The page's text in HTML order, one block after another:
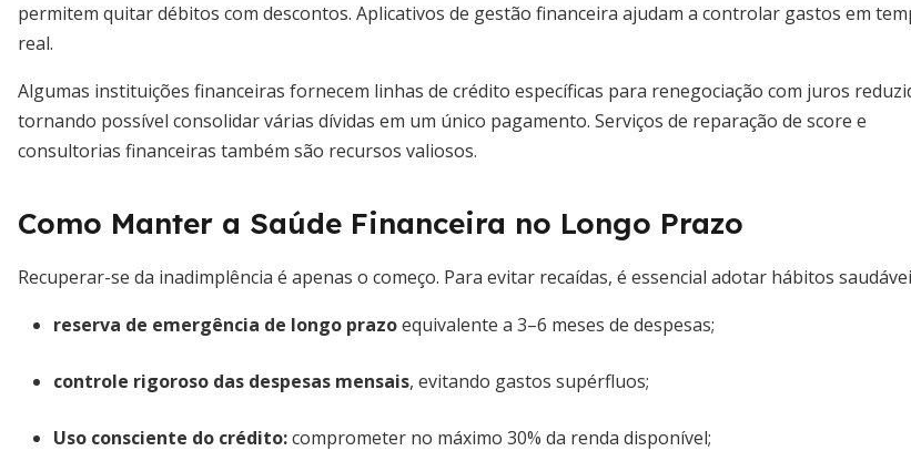
permitem quitar débitos com descontos. Aplicativos de gestão financeira ajudam a controlar gastos em
real.
Algumas instituições financeiras fornecem linhas de crédito específicas para renegociação com juros
tornando possível consolidar várias dívidas em um único pagamento. Serviços de reparação de score e
consultorias financeiras também são recursos valiosos.
Como Manter a Saúde Financeira no Longo Prazo
Recuperar-se da inadimplência é apenas o começo. Para evitar recaídas, é essencial adotar hábitos
reserva de emergência de longo prazoequivalente a 3–6 meses de despesas;
controle rigoroso das despesas mensais, evitando gastos supérfluos;
Uso consciente do crédito:comprometer no máximo 30% da renda disponível;